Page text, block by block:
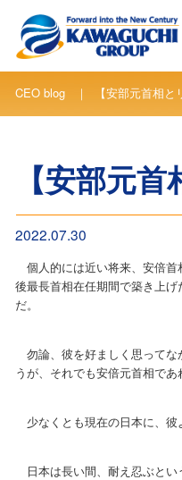
CEO blog ｜ 【安部元首相と
【安部元
2022.07.30
個人的には近い将来、安倍首
後最長首相在任期間で築き上
だ。
勿論、彼を好ましく思ってな
うが、それでも安倍元首相で
少なくとも現在の日本に、
日本は長い間、耐え忍ぶとい